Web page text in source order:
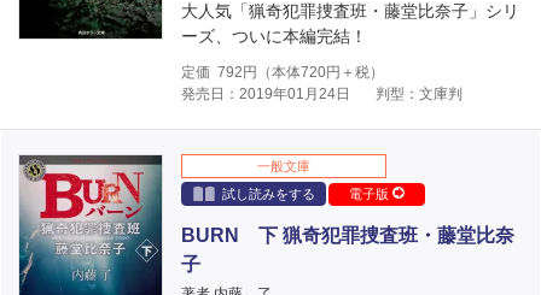
大人気「猟奇犯罪捜査班・藤堂比奈子」シリ
ーズ、ついに本編完結！
定価 792 円（本体720円＋税）
発売日：2019年01月24日
判型：文庫判
一般文庫
試し読みをする
電子版
BURN 下 猟奇犯罪捜査班・藤堂比奈
子